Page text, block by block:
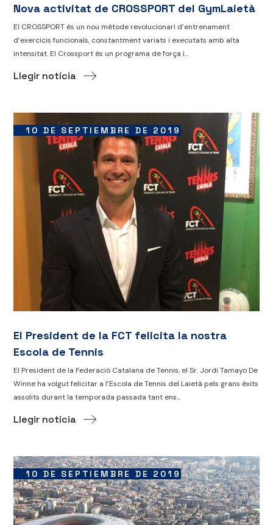
Nova activitat de CROSSPORT del GymLaietà
El CROSSPORT és un nou mètode revolucionari d’entrenament
d’exercicis funcionals, constantment variats i executats amb alta
intensitat. El Crossport és un programa de força i...
Llegir notícia
10 DE SEPTIEMBRE DE 2019
El President de la FCT felicita la nostra
Escola de Tennis
El President de la Federació Catalana de Tennis, el Sr. Jordi Tamayo De
Winne ha volgut felicitar a l’Escola de Tennis del Laietà pels grans èxits
assolits durant la temporada passada tant ens...
Llegir notícia
10 DE SEPTIEMBRE DE 2019